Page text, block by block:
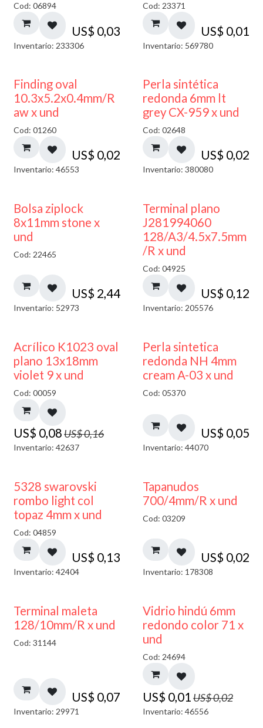
Cod: 06894
US$ 0,03
Inventario: 233306
Cod: 23371
US$ 0,01
Inventario: 569780
Finding oval
10.3x5.2x0.4mm/R
aw x und
Cod: 01260
US$ 0,02
Inventario: 46553
Perla sintética
redonda 6mm lt
grey CX-959 x und
Cod: 02648
US$ 0,02
Inventario: 380080
¡NUEVO!
Bolsa ziplock
8x11mm stone x
und
Cod: 22465
US$ 2,44
Inventario: 52973
Terminal plano
J281994060
128/A3/4.5x7.5mm
/R x und
Cod: 04925
US$ 0,12
Inventario: 205576
50% DESCUENTO
Acrílico K1023 oval
plano 13x18mm
violet 9 x und
Cod: 00059
US$ 0,08US$0,16
Inventario: 42637
Perla sintetica
redonda NH 4mm
cream A-03 x und
Cod: 05370
US$ 0,05
Inventario: 44070
5328 swarovski
rombo light col
topaz 4mm x und
Cod: 04859
US$ 0,13
Inventario: 42404
Tapanudos
700/4mm/R x und
Cod: 03209
US$ 0,02
Inventario: 178308
Terminal maleta
128/10mm/R x und
Cod: 31144
US$ 0,07
Inventario: 29971
40% DESCUENTO
Vidrio hindú 6mm
redondo color 71 x
und
Cod: 24694
US$ 0,01US$0,02
Inventario: 46556